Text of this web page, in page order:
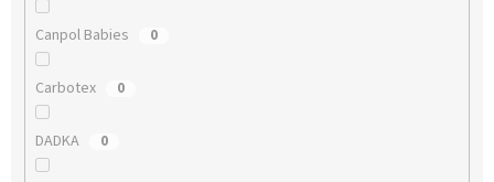
Canpol Babies 0
Carbotex 0
DADKA 0